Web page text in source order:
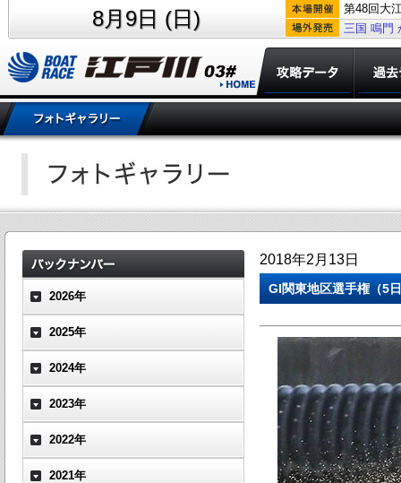
8月9日 (日)
第48回大
三国 鳴門
2026年
2025年
2024年
2023年
2022年
2021年
2018年2月13日
GI関東地区選手権（5